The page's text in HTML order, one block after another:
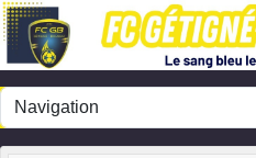
Panneau de gestion des cookies